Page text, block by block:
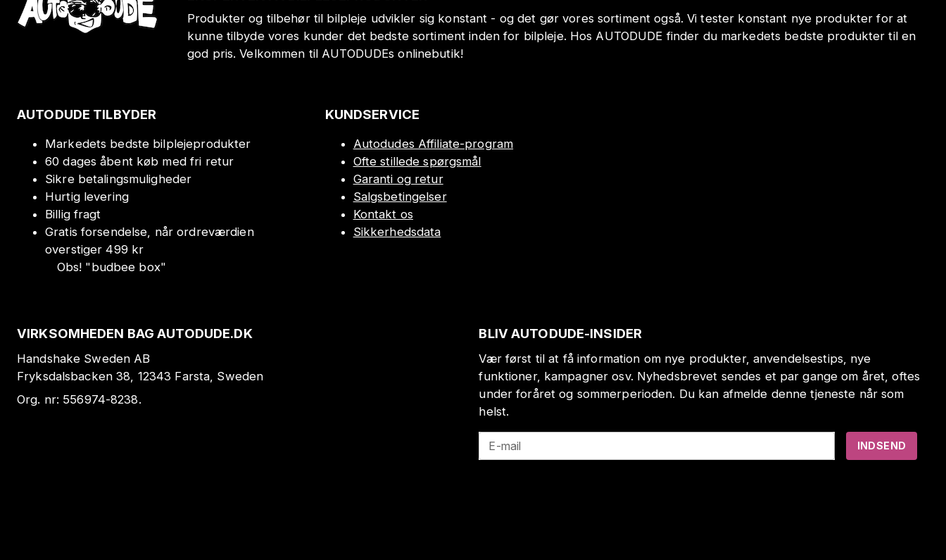
Produkter og tilbehør til bilpleje udvikler sig konstant - og det gør vores sortiment også. Vi tester konstant nye produkter for at
kunne tilbyde vores kunder det bedste sortiment inden for bilpleje. Hos AUTODUDE finder du markedets bedste produkter til en
god pris. Velkommen til AUTODUDEs onlinebutik!
AUTODUDE TILBYDER
Markedets bedste bilplejeprodukter
60 dages åbent køb med fri retur
Sikre betalingsmuligheder
Hurtig levering
Billig fragt
Gratis forsendelse, når ordreværdien
overstiger 499 kr
Obs! "budbee box"
KUNDSERVICE
Autodudes Affiliate-program
Ofte stillede spørgsmål
Garanti og retur
Salgsbetingelser
Kontakt os
Sikkerhedsdata
VIRKSOMHEDEN BAG AUTODUDE.DK
Handshake Sweden AB
Fryksdalsbacken 38, 12343 Farsta, Sweden
Org. nr: 556974-8238.
BLIV AUTODUDE-INSIDER
Vær først til at få information om nye produkter, anvendelsestips, nye
funktioner, kampagner osv. Nyhedsbrevet sendes et par gange om året, oftes
under foråret og sommerperioden. Du kan afmelde denne tjeneste når som
helst.
E-mail INDSEND